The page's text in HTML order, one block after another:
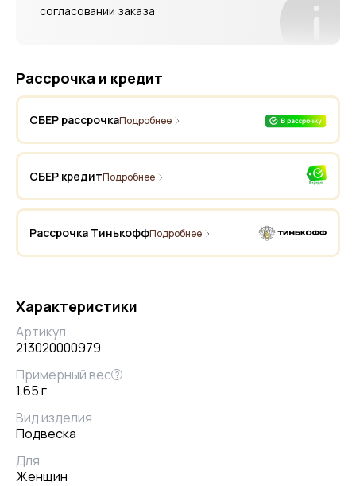
согласовании заказа
Рассрочка и кредит
СБЕР рассрочкаПодробнее
СБЕР кредитПодробнее
Рассрочка ТинькоффПодробнее
Характеристики
Артикул
213020000979
Примерный вес ?
1.65 г
Вид изделия
Подвеска
Для
Женщин